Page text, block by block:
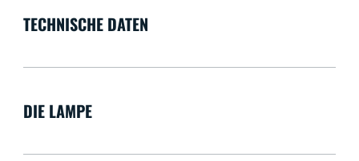
TECHNISCHE DATEN
DIE LAMPE